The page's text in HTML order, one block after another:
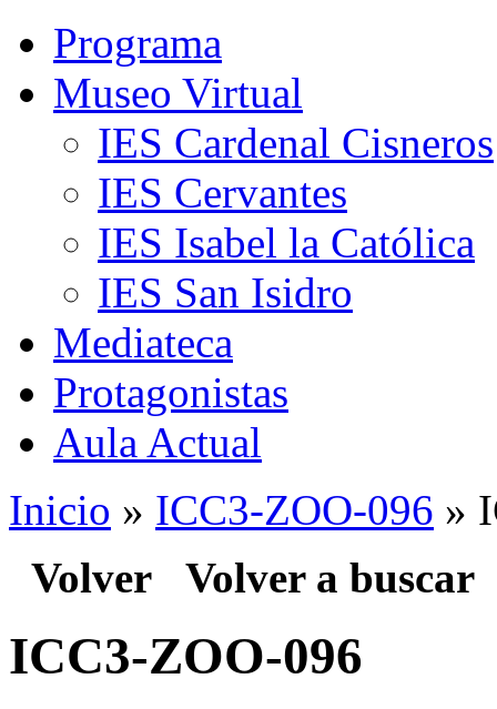
Programa
Museo Virtual
IES Cardenal Cisneros
IES Cervantes
IES Isabel la Católica
IES San Isidro
Mediateca
Protagonistas
Aula Actual
Inicio » ICC3-ZOO-096 »
Volver Volver a buscar
ICC3-ZOO-096